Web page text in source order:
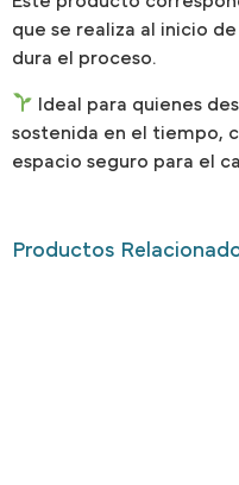
que se realiza al inicio
dura el proceso.
Ideal para quienes
sostenida en el tiempo,
espacio seguro para el
Productos